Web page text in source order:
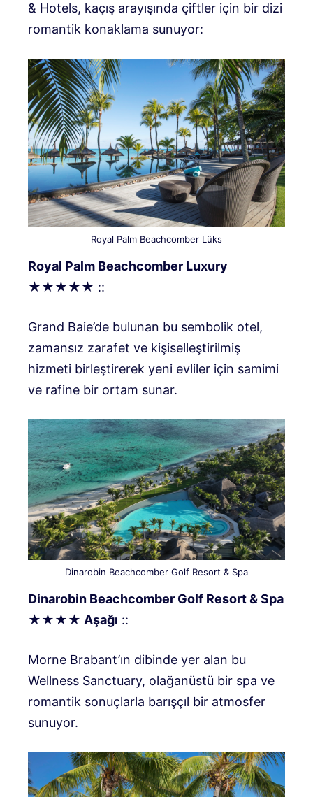
& Hotels, kaçış arayışında çiftler için bir dizi
romantik konaklama sunuyor:
Royal Palm Beachcomber Lüks
Royal Palm Beachcomber Luxury
★★★★★ ::
Grand Baie’de bulunan bu sembolik otel,
zamansız zarafet ve kişiselleştirilmiş
hizmeti birleştirerek yeni evliler için samimi
ve rafine bir ortam sunar.
Dinarobin Beachcomber Golf Resort & Spa
Dinarobin Beachcomber Golf Resort & Spa
★★★★ Aşağı ::
Morne Brabant’ın dibinde yer alan bu
Wellness Sanctuary, olağanüstü bir spa ve
romantik sonuçlarla barışçıl bir atmosfer
sunuyor.